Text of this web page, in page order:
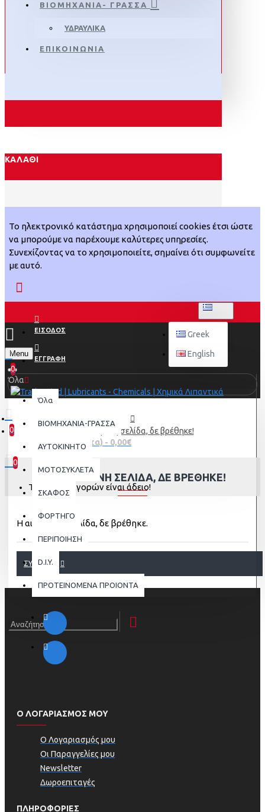
ΒΙΟΜΗΧΑΝΙΑ- ΓΡΑΣΣΑ
ΥΔΡΑΥΛΙΚΑ
ΕΠΙΚΟΙΝΩΝΙΑ
ΚΑΛΆΘΙ
Το ηλεκτρονικό κατάστημα χρησιμοποιεί cookies έτσι ώστε
να μπορούμε να παρέχουμε καλύτερες υπηρεσίες.
Συνεχίζοντας να το χρησιμοποιείτε, σημαίνει ότι συμφωνείτε
με αυτό.
ΕΙΣΟΔΟΣ
ΕΓΓΡΑΦΗ
Greek
English
Menu
0
0
0 προϊόν(τα) - 0,00€
0
Το καλάθι αγορών είναι άδειο!
Όλα
Όλα
ΒΙΟΜΗΧΑΝΙΑ-ΓΡΑΣΣΑ
AYTOKINHTO
ΜΟΤΟΣΥΚΛΕΤΑ
ΣΚΑΦΟΣ
ΦΟΡΤΗΓΟ
ΠΕΡΙΠΟΙΗΣΗ
D.I.Y.
ΠΡΟΤΕΙΝΟΜΕΝΑ ΠΡΟΙΟΝΤΑ
Η αιτούμενη σελίδα, δε βρέθηκε!
Η ΑΙΤΟΎΜΕΝΗ ΣΕΛΊΔΑ, ΔΕ ΒΡΈΘΗΚΕ!
Η αιτούμενη σελίδα, δε βρέθηκε.
ΣΥΝΈΧΕΙΑ
Ο ΛΟΓΑΡΙΑΣΜΟΣ ΜΟΥ
Ο Λογαριασμός μου
Οι Παραγγελίες μου
Newsletter
Δωροεπιταγές
ΠΛΗΡΟΦΟΡΊΕΣ